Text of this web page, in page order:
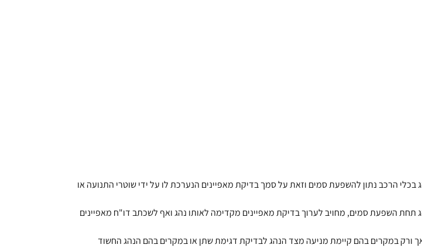
הרכב נתון להשפעת סמים וזאת על סמך בדיקת מאפיינים הנערכת לו על ידי שוטרי התנועה או
תחת השפעת סמים, מחויב לערוך בדיקת מאפיינים מקדימה לאותו נהג ואף לשכתב דו"ח מאפיינים
ורק במקרים בהם קיימת מניעה מצד הנהג לבדיקת דגימת שתן או במקרים בהם הנהג החשוד